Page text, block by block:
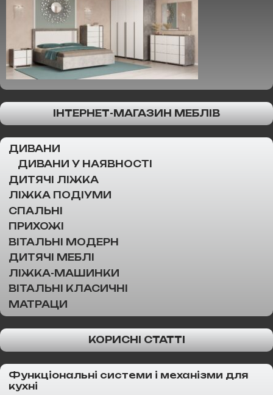
ІНТЕРНЕТ-МАГАЗИН МЕБЛІВ
ДИВАНИ
ДИВАНИ У НАЯВНОСТІ
ДИТЯЧІ ЛІЖКА
ЛІЖКА ПОДІУМИ
СПАЛЬНІ
ПРИХОЖІ
ВІТАЛЬНІ МОДЕРН
ДИТЯЧІ МЕБЛІ
ЛІЖКА-МАШИНКИ
ВІТАЛЬНІ КЛАСИЧНІ
МАТРАЦИ
КОРИСНІ СТАТТІ
Функціональні системи і механізми для
кухні